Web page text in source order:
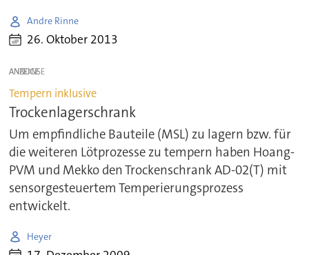
Andre Rinne
26. Oktober 2013
ANZEIGE
Tempern inklusive
Trockenlagerschrank
Um empfindliche Bauteile (MSL) zu lagern bzw. für
die weiteren Lötprozesse zu tempern haben Hoang-
PVM und Mekko den Trockenschrank AD-02(T) mit
sensorgesteuertem Temperierungsprozess
entwickelt.
Heyer